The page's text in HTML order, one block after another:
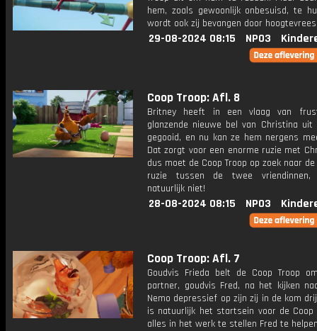
hem, zoals gewoonlijk onbesuisd, te
wordt ook zij bevangen door
29-08-2024 08:15 NPO3
Coop Troop: Afl. 8
Britney heeft in een vlaag van
glanzende nieuwe bel van Christina
gegooid, en nu kan ze hem nergens
Dat zorgt voor een enorme ruzie met
dus moet de Coop Troop op zoek naar
ruzie tussen de twee
natuurlijk niet!
28-08-2024 08:15 NPO3
Coop Troop: Afl. 7
Goudvis Frieda belt de Coop Troop
partner, goudvis Fred, na het kijken
Nemo depressief op zijn zij in de kom
is natuurlijk het startsein voor de Coop
alles in het werk te stellen Fred te